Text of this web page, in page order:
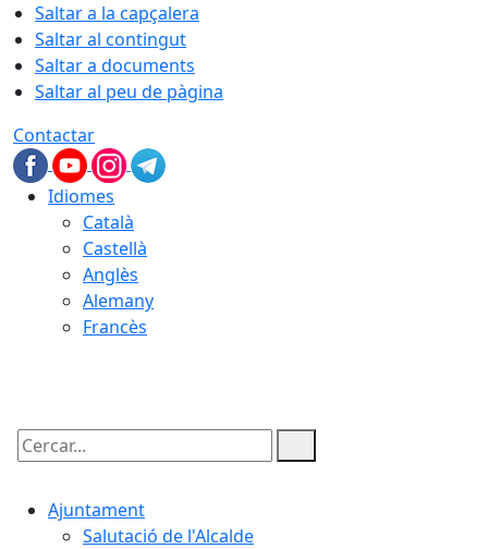
Saltar a la capçalera
Saltar al contingut
Saltar a documents
Saltar al peu de pàgina
Contactar
Idiomes
Català
Castellà
Anglès
Alemany
Francès
Cercar:
Ajuntament
Salutació de l'Alcalde